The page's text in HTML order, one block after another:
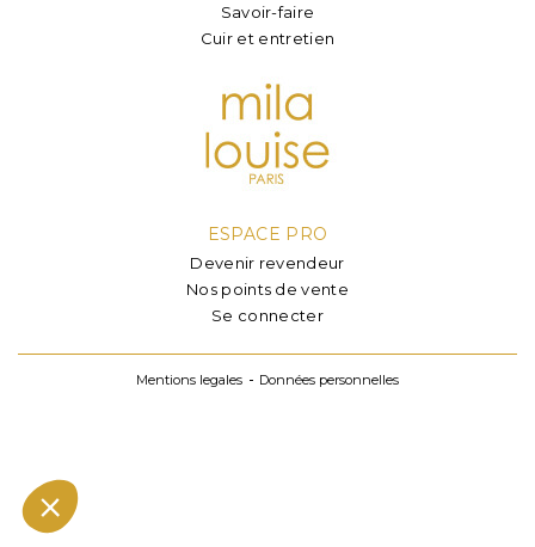
Savoir-faire
Cuir et entretien
ESPACE PRO
Devenir revendeur
Nos points de vente
Se connecter
Mentions legales Données personnelles